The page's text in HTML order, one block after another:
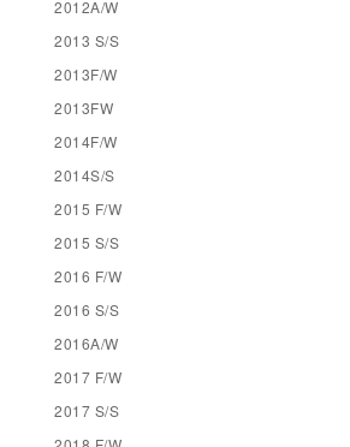
2012A/W
2013 S/S
2013F/W
2013FW
2014F/W
2014S/S
2015 F/W
2015 S/S
2016 F/W
2016 S/S
2016A/W
2017 F/W
2017 S/S